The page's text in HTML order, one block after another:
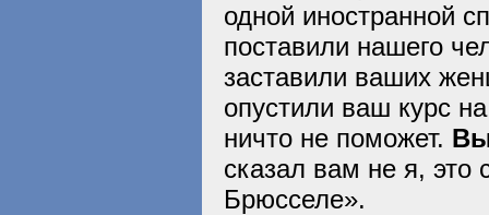
одной иностранной
поставили нашего
заставили ваших
опустили ваш курс
ничто не поможет.
сказал вам не я, это
Брюсселе».